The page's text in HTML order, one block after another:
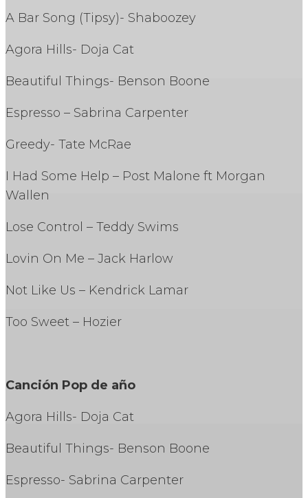
A Bar Song (Tipsy)- Shaboozey
Agora Hills- Doja Cat
Beautiful Things- Benson Boone
Espresso – Sabrina Carpenter
Greedy- Tate McRae
I Had Some Help – Post Malone ft Morgan
Wallen
Lose Control – Teddy Swims
Lovin On Me – Jack Harlow
Not Like Us – Kendrick Lamar
Too Sweet – Hozier
Canción Pop de año
Agora Hills- Doja Cat
Beautiful Things- Benson Boone
Espresso- Sabrina Carpenter